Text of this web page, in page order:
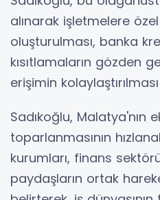
alınarak işletmelere
oluşturulması, banka
kısıtlamaların gözden
erişimin
Sadıkoğlu, Malatya'nın
toparlanmasının
kurumları, finans
paydaşların ortak